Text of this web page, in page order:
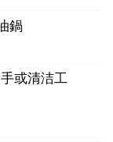
鍋
或清洁工